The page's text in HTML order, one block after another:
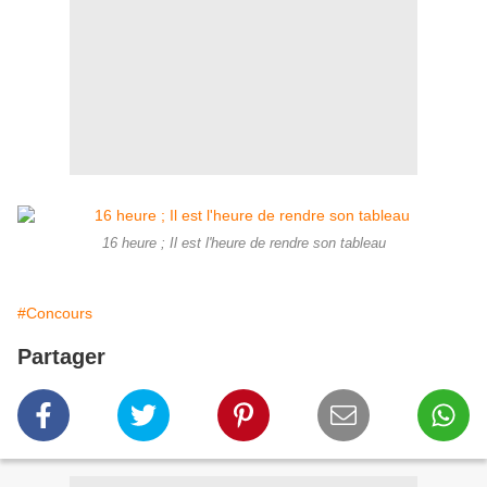
16 heure ; Il est l'heure de rendre son tableau
#Concours
Partager